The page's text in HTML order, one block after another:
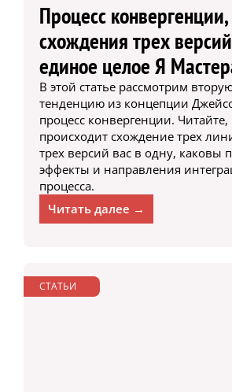
Процесс конвергенции,
схождения трех
единое целое Я
В этой статье рассмотрим
тенденцию из концепции
процесс конвергенции. Читайте,
происходит схождение трех
трех версий вас в одну, каковы
эффекты и направления
процесса.
Читать далее →
СТАТЬИ